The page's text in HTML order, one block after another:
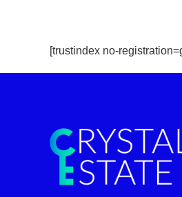
[trustindex no-
Telegram